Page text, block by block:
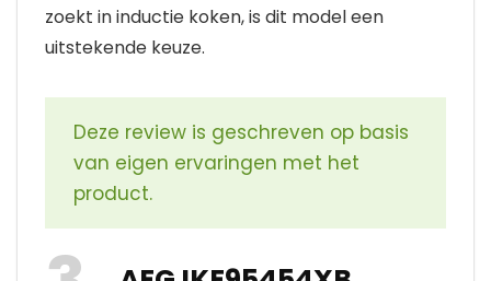
zoekt in inductie koken, is dit model een
uitstekende keuze.
Deze review is geschreven op basis
van eigen ervaringen met het
product.